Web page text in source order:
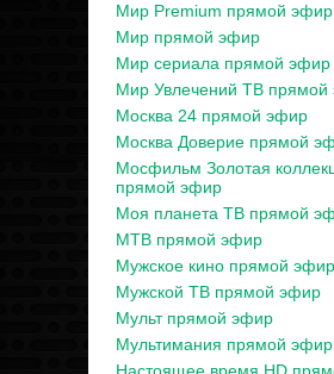
Мир Premium прямой эфир
Мир прямой эфир
Мир сериала прямой эфир
Мир Увлечений ТВ прямой
Москва 24 прямой эфир
Москва Доверие прямой
Мосфильм Золотая
прямой эфир
Моя планета ТВ прямой
МТВ прямой эфир
Мужское кино прямой эфир
Мужской ТВ прямой эфир
Мульт прямой эфир
Мультимания прямой эфир